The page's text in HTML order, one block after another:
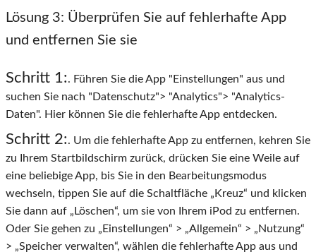
Lösung 3: Überprüfen Sie auf fehlerhafte App
und entfernen Sie sie
Schritt 1:. Führen Sie die App "Einstellungen" aus und
suchen Sie nach "Datenschutz"> "Analytics"> "Analytics-
Daten". Hier können Sie die fehlerhafte App entdecken.
Schritt 2:. Um die fehlerhafte App zu entfernen, kehren Sie
zu Ihrem Startbildschirm zurück, drücken Sie eine Weile auf
eine beliebige App, bis Sie in den Bearbeitungsmodus
wechseln, tippen Sie auf die Schaltfläche „Kreuz“ und klicken
Sie dann auf „Löschen“, um sie von Ihrem iPod zu entfernen.
Oder Sie gehen zu „Einstellungen“ > „Allgemein“ > „Nutzung“
> „Speicher verwalten“, wählen die fehlerhafte App aus und